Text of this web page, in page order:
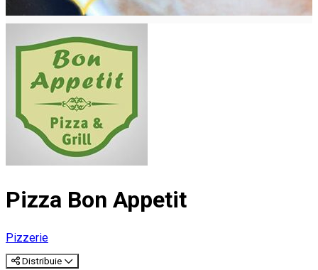
Pizza Bon Appetit
Pizzerie
Distribuie